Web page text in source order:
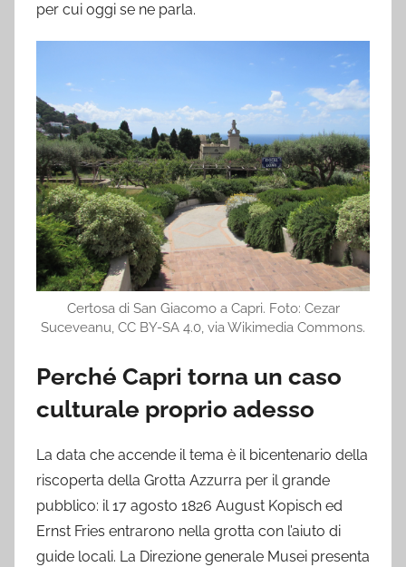
per cui oggi se ne parla.
Certosa di San Giacomo a Capri. Foto: Cezar
Suceveanu, CC BY-SA 4.0, via Wikimedia Commons.
Perché Capri torna un caso
culturale proprio adesso
La data che accende il tema è il bicentenario della
riscoperta della Grotta Azzurra per il grande
pubblico: il 17 agosto 1826 August Kopisch ed
Ernst Fries entrarono nella grotta con l’aiuto di
guide locali. La Direzione generale Musei presenta